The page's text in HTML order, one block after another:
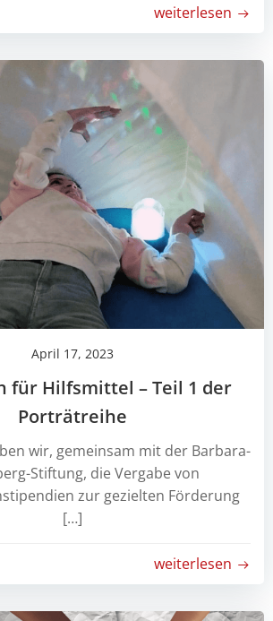
weiterlesen
April 17, 2023
für Hilfsmittel – Teil 1 der
Porträtreihe
wir, gemeinsam mit der Barbara-
Stiftung, die Vergabe von
zur gezielten Förderung
[…]
weiterlesen